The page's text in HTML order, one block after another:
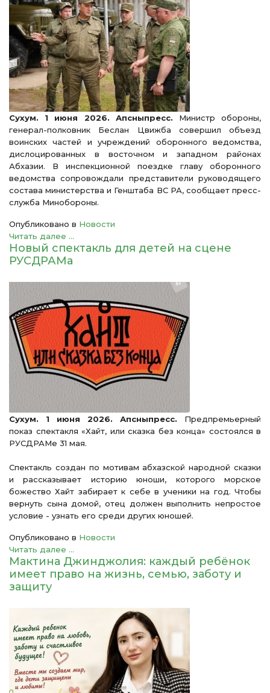
Сухум. 1 июня 2026. Апсныпресс. Министр обороны,
генерал-полковник Беслан Цвижба совершил объезд
воинских частей и учреждений оборонного ведомства,
дислоцированных в восточном и западном районах
Абхазии. В инспекционной поездке главу оборонного
ведомства сопровождали представители руководящего
состава министерства и Генштаба ВС РА, сообщает пресс-
служба Минобороны.
Опубликовано в Новости
Читать далее ...
Новый спектакль для детей на сцене
РУСДРАМа
Сухум. 1 июня 2026. Апсныпресс. Предпремьерный
показ спектакля «Хайт, или сказка без конца» состоялся в
РУСДРАМе 31 мая.
Спектакль создан по мотивам абхазской народной сказки
и рассказывает историю юноши, которого морское
божество Хайт забирает к себе в ученики на год. Чтобы
вернуть сына домой, отец должен выполнить непростое
условие - узнать его среди других юношей.
Опубликовано в Новости
Читать далее ...
Мактина Джинджолия: каждый ребёнок
имеет право на жизнь, семью, заботу и
защиту